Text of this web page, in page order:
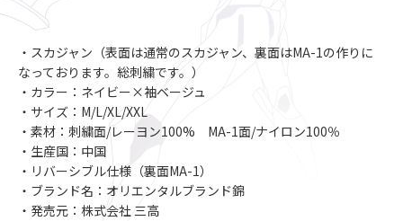
・スカジャン（表面は通常のスカジャン、裏面はMA-1の作りに
なっております。総刺繍です。）
・カラー：ネイビー×袖ベージュ
・サイズ：M/L/XL/XXL
・素材：刺繍面/レーヨン100% MA-1面/ナイロン100％
・生産国：中国
・リバーシブル仕様（裏面MA-1）
・ブランド名：オリエンタルブランド錦
・発売元：株式会社 三高